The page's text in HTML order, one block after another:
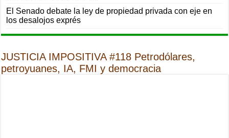
El Senado debate la ley de propiedad privada con eje en
los desalojos exprés
JUSTICIA IMPOSITIVA #118 Petrodólares,
petroyuanes, IA, FMI y democracia